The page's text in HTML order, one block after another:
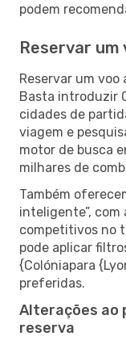
podem
Reservar um
Reservar um voo
Basta introduzir
cidades de
viagem e
motor de busca
milhares de
Também
inteligente”, com
competitivos no
pode aplicar
{Colóniapara
preferidas.
Alterações ao
reserva